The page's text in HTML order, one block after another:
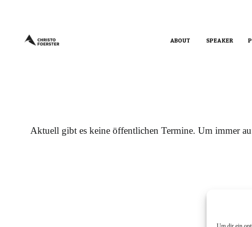
ABOUT SPEAKER
Aktuell gibt es keine öffentlichen Termine. Um immer